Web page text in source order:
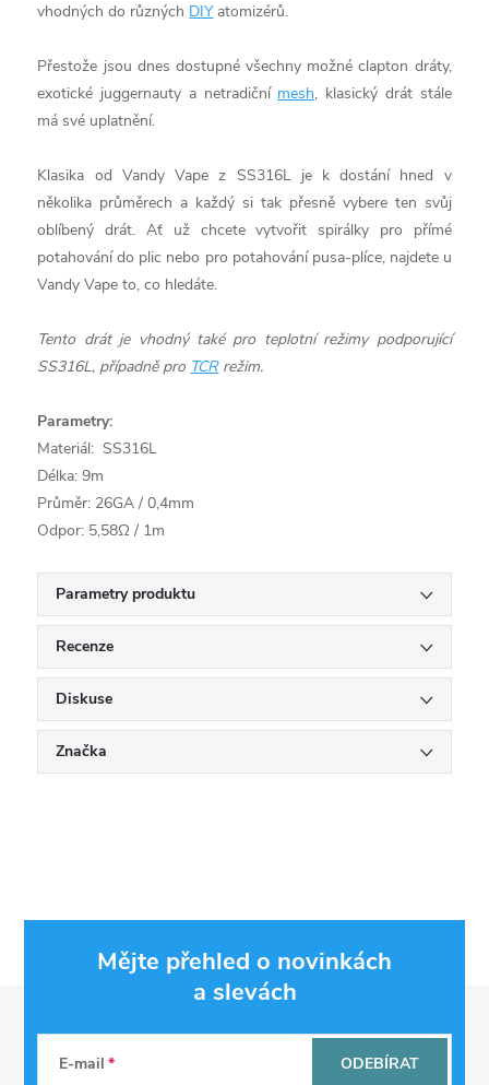
vhodných do různých DIYatomizérů.
Přestože jsou dnes dostupné všechny možné clapton dráty,
exotické juggernauty a netradiční mesh, klasický drát stále
má své uplatnění.
Klasika od Vandy Vape z SS316L je k dostání hned v
několika průměrech a každý si tak přesně vybere ten svůj
oblíbený drát. Ať už chcete vytvořit spirálky pro přímé
potahování do plic nebo pro potahování pusa-plíce, najdete u
Vandy Vape to, co hledáte.
Tento drát je vhodný také pro teplotní režimy podporující
SS316L, případně pro TCRrežim.
Parametry:
Materiál: SS316L
Délka: 9m
Průměr: 26GA / 0,4mm
Odpor: 5,58Ω / 1m
Parametry produktu
Recenze
Diskuse
Značka
Mějte přehled o novinkách
a slevách
E-mail ODEBÍRAT